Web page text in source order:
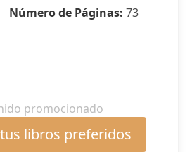
Número de Páginas: 73
promocionado
libros preferidos